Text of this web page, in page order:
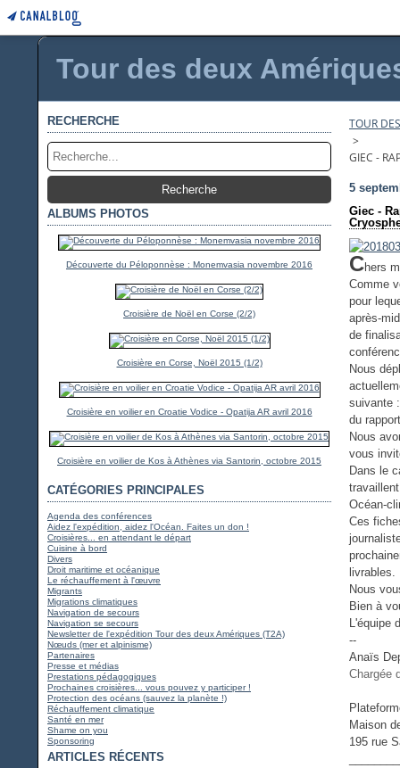
Tour des deux
RECHERCHE
ALBUMS PHOTOS
Découverte du Péloponnèse : Monemvasia novembre 2016
Croisière de Noël en Corse (2/2)
Croisière en Corse, Noël 2015 (1/2)
Croisière en voilier en Croatie Vodice - Opatija AR avril 2016
Croisière en voilier de Kos à Athènes via Santorin, octobre 2015
CATÉGORIES PRINCIPALES
Agenda des conférences
Aidez l'expédition, aidez l'Océan. Faites un don !
Croisières... en attendant le départ
Cuisine à bord
Divers
Droit maritime et océanique
Le réchauffement à l'œuvre
Migrants
Migrations climatiques
Navigation de secours
Navigation se secours
Newsletter de l'expédition Tour des deux Amériques (T2A)
Nœuds (mer et alpinisme)
Partenaires
Presse et médias
Prestations pédagogiques
Prochaines croisières... vous pouvez y participer !
Protection des océans (sauvez la planète !)
Réchauffement climatique
Santé en mer
Shame on you
Sponsoring
ARTICLES RÉCENTS
TOUR
>
GIEC -
5
Giec -
Chers
Comme
pour
après-
de
Nous
suivante :
du
Nous
vous
Dans le
Océan-
Ces
livrables.
Nous
Bien à
L'équipe
--
Anaïs
Chargée
Maison
195 rue